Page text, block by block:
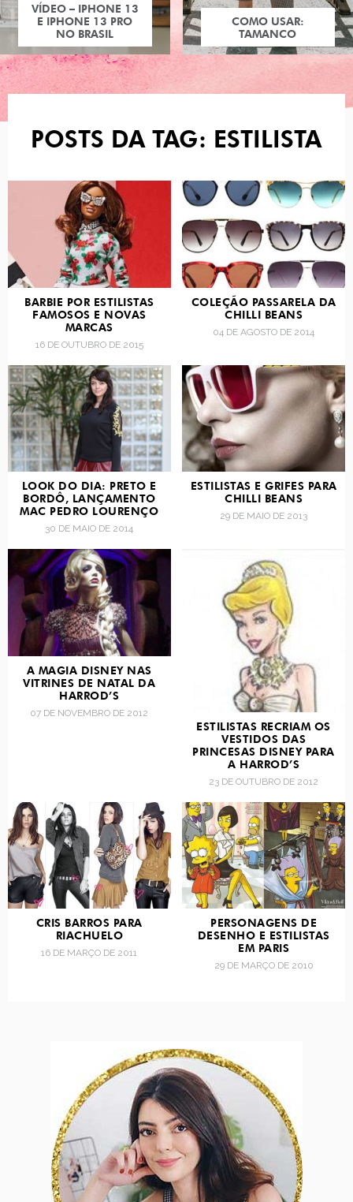
VÍDEO – IPHONE 13
E IPHONE 13 PRO
NO BRASIL
COMO USAR:
TAMANCO
POSTS DA TAG: ESTILISTA
BARBIE POR ESTILISTAS
FAMOSOS E NOVAS
MARCAS
16 DE OUTUBRO DE 2015
COLEÇÃO PASSARELA DA
CHILLI BEANS
04 DE AGOSTO DE 2014
LOOK DO DIA: PRETO E
BORDÔ, LANÇAMENTO
MAC PEDRO LOURENÇO
30 DE MAIO DE 2014
ESTILISTAS E GRIFES PARA
CHILLI BEANS
29 DE MAIO DE 2013
A MAGIA DISNEY NAS
VITRINES DE NATAL DA
HARROD’S
07 DE NOVEMBRO DE 2012
ESTILISTAS RECRIAM OS
VESTIDOS DAS
PRINCESAS DISNEY PARA
A HARROD’S
23 DE OUTUBRO DE 2012
CRIS BARROS PARA
RIACHUELO
16 DE MARÇO DE 2011
PERSONAGENS DE
DESENHO E ESTILISTAS
EM PARIS
29 DE MARÇO DE 2010